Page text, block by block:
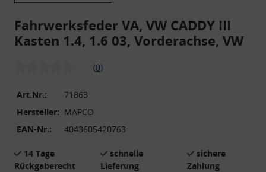
Fahrwerksfeder VA, VW CADDY III
Kasten 1.4, 1.6 03, Vorderachse, VW
(0)
Art.Nr.:
71863
Hersteller: MAPCO
EAN-Nr.:
4043605420763
14 Tage
Rückgaberecht
schnelle
Lieferung
sichere
Zahlung